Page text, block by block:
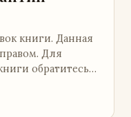
книги. Данная
Для
обратитесь к